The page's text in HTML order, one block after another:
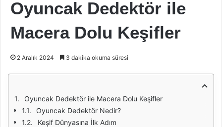
Oyuncak Dedektör ile
Macera Dolu Keşifler
2 Aralık 2024 3 dakika okuma süresi
Oyuncak Dedektör ile Macera Dolu Keşifler
Oyuncak Dedektör Nedir?
Keşif Dünyasına İlk Adım